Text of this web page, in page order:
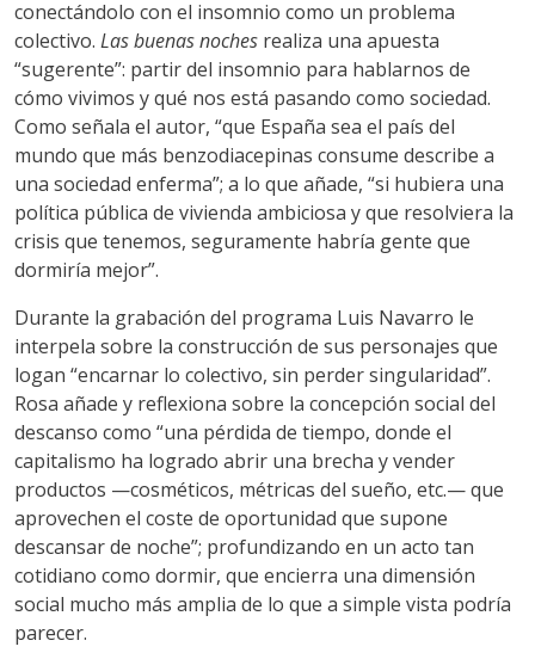
conectándolo con el insomnio como un problema
colectivo. Las buenas noches realiza una apuesta
“sugerente”: partir del insomnio para hablarnos de
cómo vivimos y qué nos está pasando como sociedad.
Como señala el autor, “que España sea el país del
mundo que más benzodiacepinas consume describe a
una sociedad enferma”; a lo que añade, “si hubiera una
política pública de vivienda ambiciosa y que resolviera la
crisis que tenemos, seguramente habría gente que
dormiría mejor”.
Durante la grabación del programa Luis Navarro le
interpela sobre la construcción de sus personajes que
logan “encarnar lo colectivo, sin perder singularidad”.
Rosa añade y reflexiona sobre la concepción social del
descanso como “una pérdida de tiempo, donde el
capitalismo ha logrado abrir una brecha y vender
productos —cosméticos, métricas del sueño, etc.— que
aprovechen el coste de oportunidad que supone
descansar de noche”; profundizando en un acto tan
cotidiano como dormir, que encierra una dimensión
social mucho más amplia de lo que a simple vista podría
parecer.